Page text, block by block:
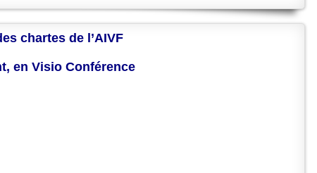
chartes de l’AIVF
en Visio Conférence